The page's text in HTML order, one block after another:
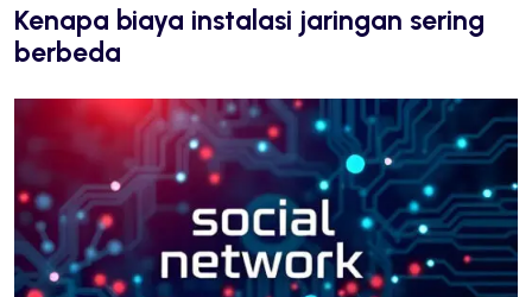
Kenapa biaya instalasi jaringan sering
berbeda